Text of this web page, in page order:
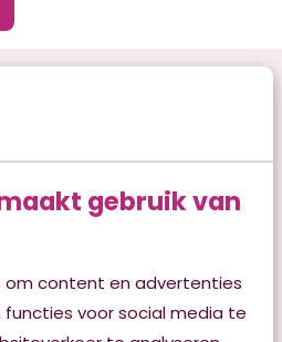
gebruik van
om content en advertenties
voor social media te